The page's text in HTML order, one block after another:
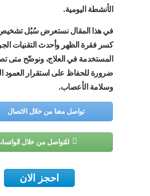
الأنشطة اليومية.
في هذا المقال نستعرض سُبُل
كسر فقرة الظهر وأحدث التقنيات
المستخدمة في العلاج، ونوضّح متى
ضرورة للحفاظ على استقرار العمود
وسلامة الأعصاب.
تواصل معنا من خلال الاتصال
للتواصل من خلال
احجز الان